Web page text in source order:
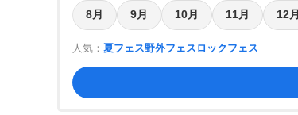
8月 9月 10月 11月 12月
人気： 夏フェス野外フェス ロックフェス